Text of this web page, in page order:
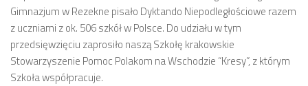
Gimnazjum w Rezekne pisało Dyktando Niepodległościowe razem
z uczniami z ok. 506 szkół w Polsce. Do udziału w tym
przedsięwzięciu zaprosiło naszą Szkołę krakowskie
Stowarzyszenie Pomoc Polakom na Wschodzie “Kresy”, z którym
Szkoła współpracuje.